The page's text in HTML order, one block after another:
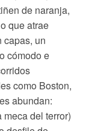
de naranja,
que atrae
capas, un
cómodo e
como Boston,
abundan:
del terror)